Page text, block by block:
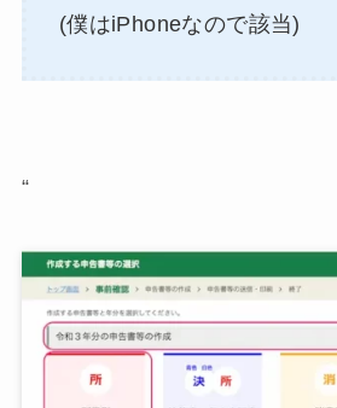
(僕はiPhoneなので該当)
“